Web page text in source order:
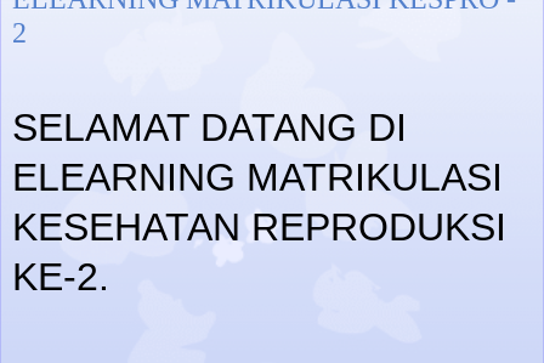
2
SELAMAT DATANG DI
ELEARNING MATRIKULASI
KESEHATAN REPRODUKSI
KE-2.